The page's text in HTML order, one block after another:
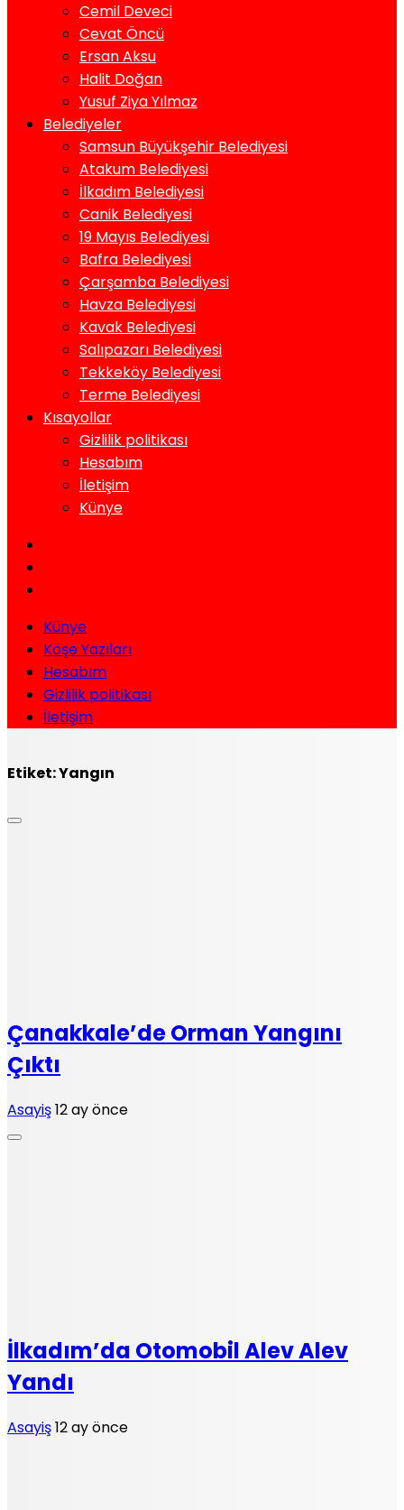
Cemil Deveci
Cevat Öncü
Ersan Aksu
Halit Doğan
Yusuf Ziya Yılmaz
Belediyeler
Samsun Büyükşehir Belediyesi
Atakum Belediyesi
İlkadım Belediyesi
Canik Belediyesi
19 Mayıs Belediyesi
Bafra Belediyesi
Çarşamba Belediyesi
Havza Belediyesi
Kavak Belediyesi
Salıpazarı Belediyesi
Tekkeköy Belediyesi
Terme Belediyesi
Kısayollar
Gizlilik politikası
Hesabım
İletişim
Künye
Künye
Köşe Yazıları
Hesabım
Gizlilik politikası
İletişim
Etiket:Yangın
Çanakkale’de Orman Yangını
Çıktı
Asayiş12 ay önce
İlkadım’da Otomobil Alev Alev
Yandı
Asayiş12 ay önce